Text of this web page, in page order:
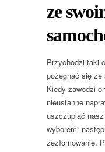
ze
Przychodzi taki
pożegnać się ze
Kiedy zawodzi
nieustanne
uszczuplać
wyborem:
zezłomowanie.